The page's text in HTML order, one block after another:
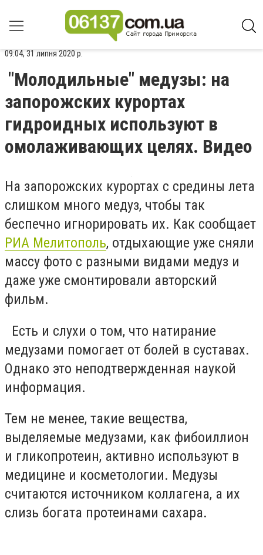
09:04, 31 липня 2020 р.
"Молодильные" медузы: на
запорожских курортах
гидроидных используют в
омолаживающих целях. Видео
На запорожских курортах с средины лета
слишком много медуз, чтобы так
беспечно игнорировать их. Как сообщает
РИА Мелитополь, отдыхающие уже сняли
массу фото с разными видами медуз и
даже уже смонтировали авторский
фильм.
Есть и слухи о том, что натирание
медузами помогает от болей в суставах.
Однако это неподтвержденная наукой
информация.
Тем не менее, такие вещества,
выделяемые медузами, как фибоиллион
и гликопротеин, активно используют в
медицине и косметологии. Медузы
считаются источником коллагена, а их
слизь богата протеинами сахара.